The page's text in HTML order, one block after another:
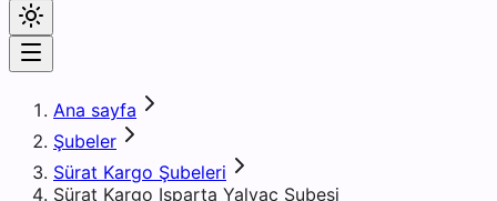
Ana sayfa
Şubeler
Sürat Kargo Şubeleri
Sürat Kargo Isparta Yalvaç Şubesi